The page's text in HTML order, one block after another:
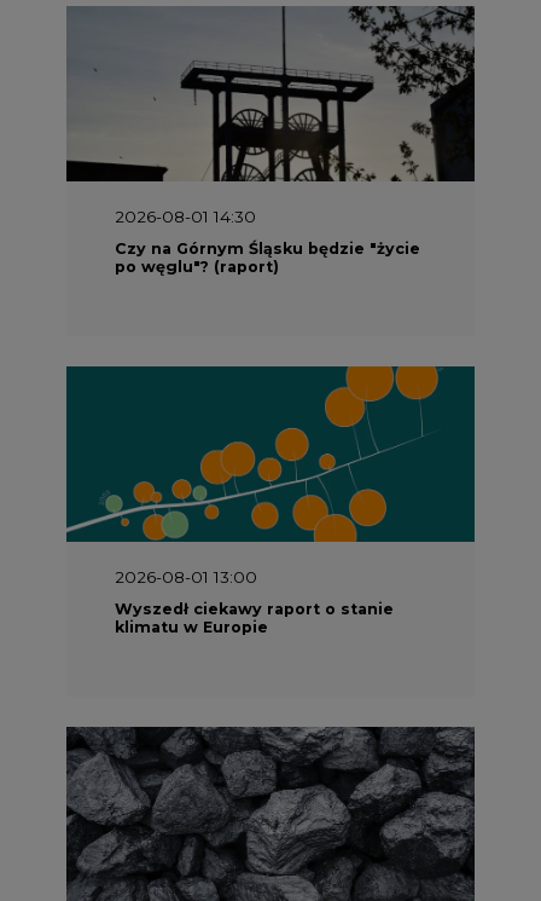
2026-08-01 14:30
Czy na Górnym Śląsku będzie "życie
po węglu"? (raport)
2026-08-01 13:00
Wyszedł ciekawy raport o stanie
klimatu w Europie
2026-07-09 10:30
Opublikowano bilans zasobów złóż
kopalin w Polsce według stanu na 31